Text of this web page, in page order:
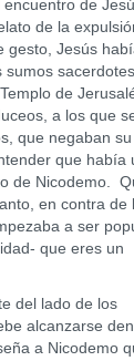
de
de la
gesto, Jesús
sumos
de
a los que
que negaban su
que había
de Nicodemo.
en contra de
a ser
que eres un
lado de los
alcanzarse
a Nicodemo